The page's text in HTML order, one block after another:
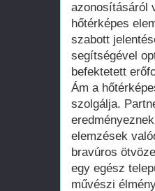
azonosításáról
hőtérképes
szabott
segítségével
befektetett
Ám a
szolgálja.
elemzések
bravúros
egy egész
művészi